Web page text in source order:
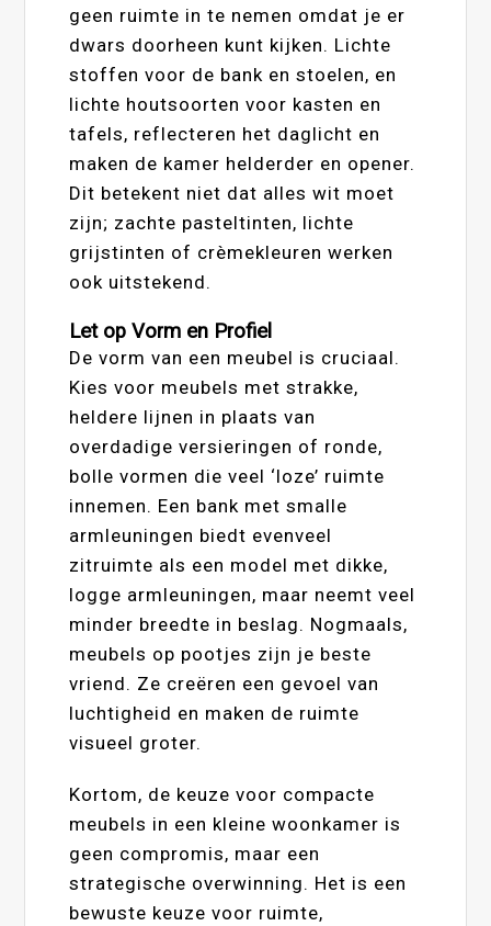
geen ruimte in te nemen omdat je er
dwars doorheen kunt kijken. Lichte
stoffen voor de bank en stoelen, en
lichte houtsoorten voor kasten en
tafels, reflecteren het daglicht en
maken de kamer helderder en opener.
Dit betekent niet dat alles wit moet
zijn; zachte pasteltinten, lichte
grijstinten of crèmekleuren werken
ook uitstekend.
Let op Vorm en Profiel
De vorm van een meubel is cruciaal.
Kies voor meubels met strakke,
heldere lijnen in plaats van
overdadige versieringen of ronde,
bolle vormen die veel ‘loze’ ruimte
innemen. Een bank met smalle
armleuningen biedt evenveel
zitruimte als een model met dikke,
logge armleuningen, maar neemt veel
minder breedte in beslag. Nogmaals,
meubels op pootjes zijn je beste
vriend. Ze creëren een gevoel van
luchtigheid en maken de ruimte
visueel groter.
Kortom, de keuze voor compacte
meubels in een kleine woonkamer is
geen compromis, maar een
strategische overwinning. Het is een
bewuste keuze voor ruimte,